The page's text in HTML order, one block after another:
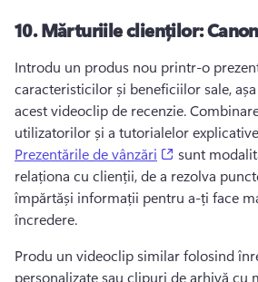
10.Mărturiile clienților: Canon
Introdu un produs nou printr-o
caracteristicilor și beneficiilor sale,
acest videoclip de recenzie.
utilizatorilor și a tutorialelor
Prezentările de vânzări
(opens in a
sunt
relaționa cu clienții, de a rezolva
împărtăși informații pentru a-ți face
încredere.
Produ un videoclip similar folosind
personalizate sau clipuri de arhivă cu